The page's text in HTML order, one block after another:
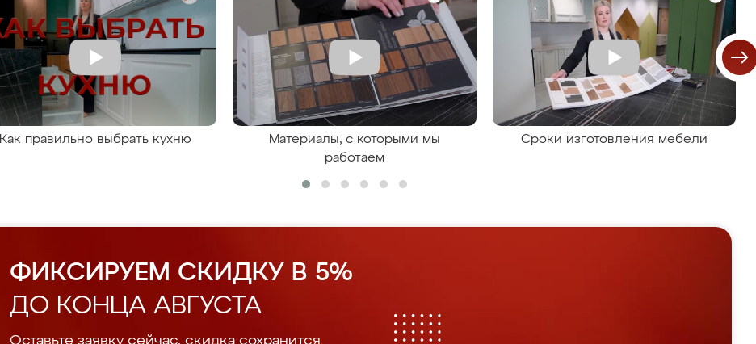
Как правильно выбрать кухню
Материалы, с которыми мы
работаем
Сроки изготовления мебели
ФИКСИРУЕМ СКИДКУ В 5%
ДО КОНЦА АВГУСТА
Оставьте заявку сейчас, скидка сохранится.